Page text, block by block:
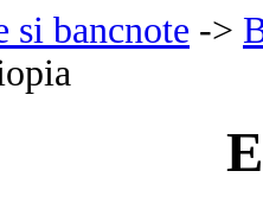
si bancnote ->